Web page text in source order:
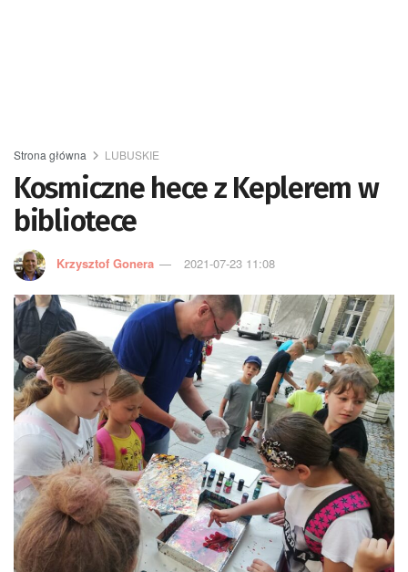
Strona główna LUBUSKIE
Kosmiczne hece z Keplerem w
bibliotece
Krzysztof Gonera 2021-07-23 11:08